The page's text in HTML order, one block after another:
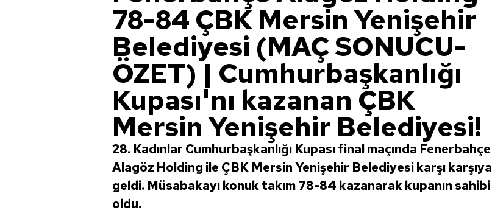
78-84 ÇBK Mersin Yenişehir
Belediyesi (MAÇ SONUCU-
ÖZET) | Cumhurbaşkanlığı
Kupası'nı kazanan ÇBK
Mersin Yenişehir Belediyesi!
28. Kadınlar Cumhurbaşkanlığı Kupası final maçında Fenerbahçe
Alagöz Holding ile ÇBK Mersin Yenişehir Belediyesi karşı karşıya
geldi. Müsabakayı konuk takım 78-84 kazanarak kupanın sahibi
oldu.